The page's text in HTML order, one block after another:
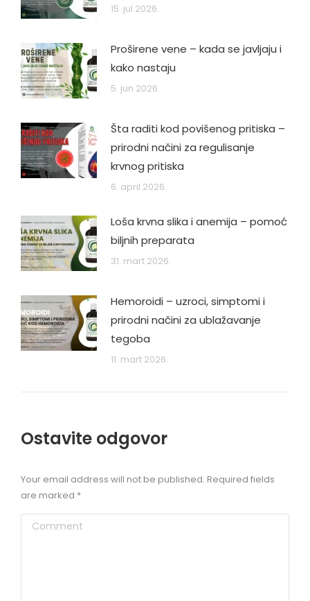
15. jul 2026.
Proširene vene – kada se javljaju i
kako nastaju
5. jun 2026.
Šta raditi kod povišenog pritiska –
prirodni načini za regulisanje
krvnog pritiska
6. april 2026.
Loša krvna slika i anemija – pomoć
biljnih preparata
31. mart 2026.
Hemoroidi – uzroci, simptomi i
prirodni načini za ublažavanje
tegoba
11. mart 2026.
Ostavite odgovor
Your email address will not be published. Required fields
are marked *
Comment